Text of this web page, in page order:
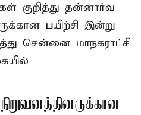
குறித்து தன்னார்வ
பயிற்சி இன்று
சென்னை மாநகராட்சி